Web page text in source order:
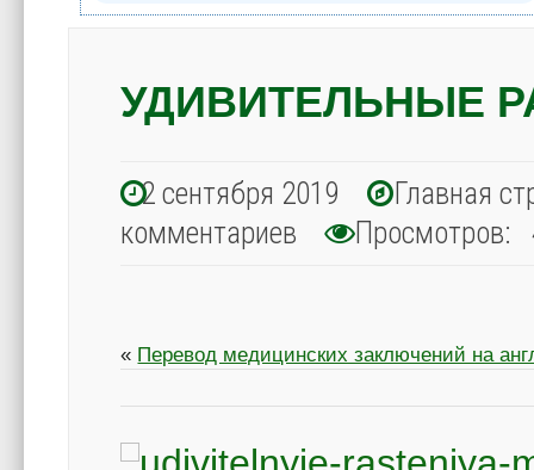
УДИВИТЕЛЬНЫЕ
2 сентября 2019
Главная
комментариев
Просмотров:
« Перевод медицинских заключений на